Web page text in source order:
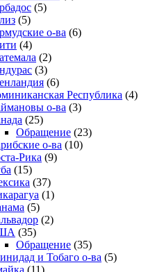
(5)
(5)
о-ва (6)
(4)
(2)
(3)
(6)
Республика (4)
о-ва (3)
(25)
Обращение (23)
о-ва (10)
Рика (9)
(15)
(37)
(1)
(5)
(2)
(35)
Обращение (35)
и Тобаго о-ва (5)
(11)